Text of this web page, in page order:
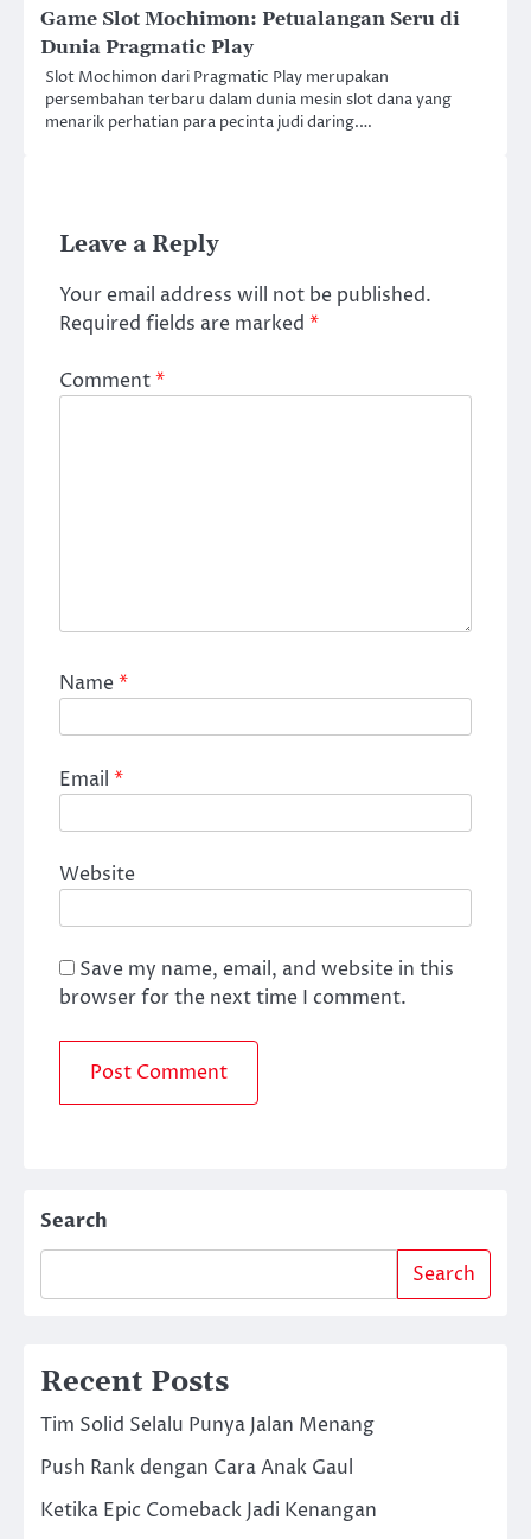
Game Slot Mochimon: Petualangan Seru di
Dunia Pragmatic Play
Slot Mochimon dari Pragmatic Play merupakan
persembahan terbaru dalam dunia mesin slot dana yang
menarik perhatian para pecinta judi daring.…
Leave a Reply
Your email address will not be published.
Required fields are marked *
Comment*
Name*
Email *
Website
Save my name, email, and website in this
browser for the next time I comment.
Search
Search
Recent Posts
Tim Solid Selalu Punya Jalan Menang
Push Rank dengan Cara Anak Gaul
Ketika Epic Comeback Jadi Kenangan